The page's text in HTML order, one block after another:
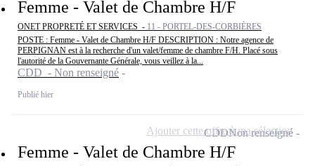
Femme - Valet de Chambre H/F
ONET PROPRETÉ ET SERVICES - 11 - PORTEL-DES-CORBIÈRES
POSTE : Femme - Valet de Chambre H/F DESCRIPTION : Notre agence de
PERPIGNAN est à la recherche d'un valet/femme de chambre F/H. Placé sous
l'autorité de la Gouvernante Générale, vous veillez à la...
CDD - Non renseigné
Publié hier
Femme - Valet de Chambre H/F
CDDNon renseigné
Ajouter cette offre à ma sélection